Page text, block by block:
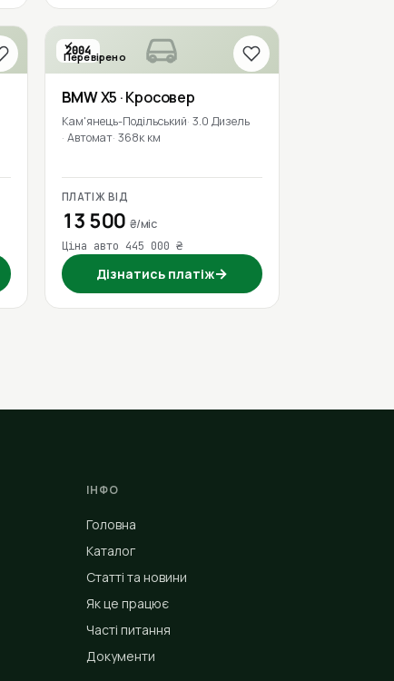
2004
Перевірено
BMWX5 · Кросовер
Кам'янець-Подільський 3.0 Дизель
Автомат 368к км
ПЛАТІЖ ВІД
13 500 ₴/міс
Ціна авто 445 000 ₴
Дізнатись платіж→
ІНФО
Головна
Каталог
Статті та новини
Як це працює
Часті питання
Документи